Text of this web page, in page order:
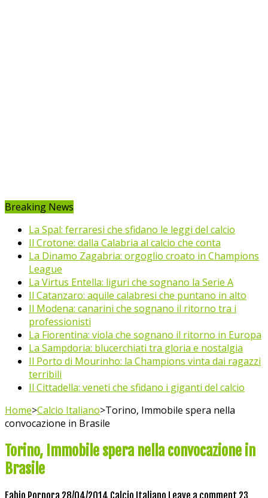
Breaking News
La Spal: ferraresi che sfidano le leggi del calcio
Il Crotone: dalla Calabria al calcio che conta
La Dinamo Zagabria: orgoglio croato in Champions
League
La Virtus Entella: liguri che sognano la Serie A
Il Catanzaro: aquile calabresi che puntano in alto
Il Modena: canarini che sognano il ritorno tra i
professionisti
La Fiorentina: viola che sognano il ritorno in Europa
La Sampdoria: blucerchiati tra gloria e nostalgia
Il Porto di Mourinho: la Champions vinta dai ragazzi
terribili
Il Cittadella: veneti che sfidano i giganti del calcio
Home>Calcio Italiano>Torino, Immobile spera nella
convocazione in Brasile
Torino, Immobile spera nella convocazione in
Brasile
Fabio Porpora 28/04/2014 Calcio Italiano Leave a comment 23